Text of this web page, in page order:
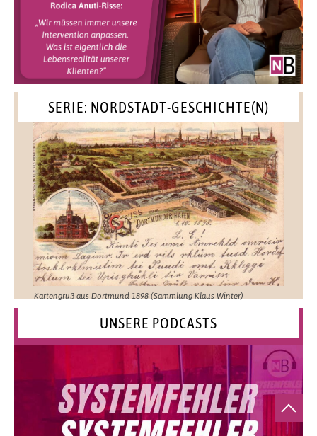
SERIE: NORDSTADT-GESCHICHTE(N)
Kartengruß aus Dortmund 1898 (Sammlung Klaus Winter)
UNSERE PODCASTS